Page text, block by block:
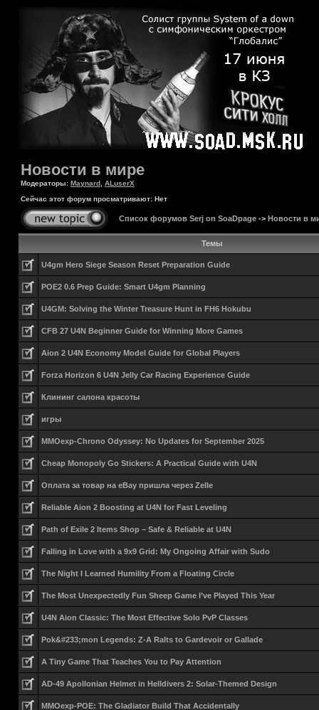
Новости в мире
Модераторы: Maynard ALuserX
Сейчас этот форум просматривают: Нет
Список форумов Serj on SoaDpage -> Новости в
Темы
U4gm Hero Siege Season Reset Preparation Guide
POE2 0.6 Prep Guide: Smart U4gm Planning
U4GM: Solving the Winter Treasure Hunt in FH6 Hokubu
CFB 27 U4N Beginner Guide for Winning More Games
Aion 2 U4N Economy Model Guide for Global Players
Forza Horizon 6 U4N Jelly Car Racing Experience Guide
Клининг салона красоты
игры
MMOexp-Chrono Odyssey: No Updates for September 2025
Cheap Monopoly Go Stickers: A Practical Guide with U4N
Оплата за товар на eBay пришла через Zelle
Reliable Aion 2 Boosting at U4N for Fast Leveling
Path of Exile 2 Items Shop – Safe & Reliable at U4N
Falling in Love with a 9x9 Grid: My Ongoing Affair with Sudo
The Night I Learned Humility From a Floating Circle
The Most Unexpectedly Fun Sheep Game I’ve Played This Year
U4N Aion Classic: The Most Effective Solo PvP Classes
Pok&#233;mon Legends: Z-A Ralts to Gardevoir or Gallade
A Tiny Game That Teaches You to Pay Attention
AD-49 Apollonian Helmet in Helldivers 2: Solar-Themed Design
MMOexp-POE: The Gladiator Build That Accidentally